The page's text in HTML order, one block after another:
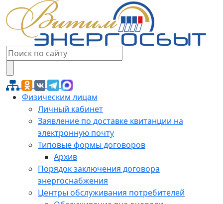
Физическим лицам
Личный кабинет
Заявление по доставке квитанции на
электронную почту
Типовые формы договоров
Архив
Порядок заключения договора
энергоснабжения
Центры обслуживания потребителей